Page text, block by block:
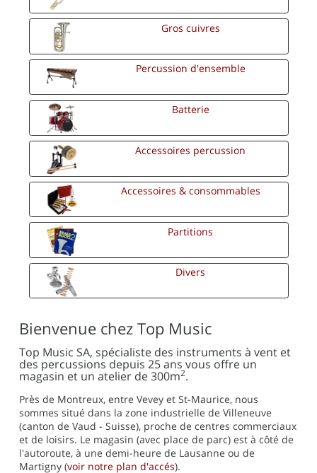
Gros cuivres
Percussion d'ensemble
Batterie
Accessoires percussion
Accessoires & consommables
Partitions
Divers
Bienvenue chez Top Music
Top Music SA, spécialiste des instruments à vent et
des percussions depuis 25 ans vous offre un
magasin et un atelier de 300m2.
Près de Montreux, entre Vevey et St-Maurice, nous
sommes situé dans la zone industrielle de Villeneuve
(canton de Vaud - Suisse), proche de centres commerciaux
et de loisirs. Le magasin (avec place de parc) est à côté de
l'autoroute, à une demi-heure de Lausanne ou de
Martigny (voir notre plan d'accés).